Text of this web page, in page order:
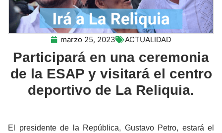
marzo 25, 2023 ACTUALIDAD
Participará en una ceremonia
de la ESAP y visitará el centro
deportivo de La Reliquia.
El presidente de la República, Gustavo Petro, estará el